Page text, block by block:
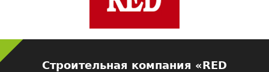
Строительная компания «RED